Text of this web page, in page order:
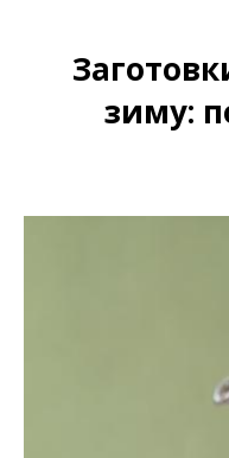
зиму: